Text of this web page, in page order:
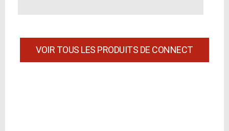
VOIR TOUS LES PRODUITS DE CONNECT